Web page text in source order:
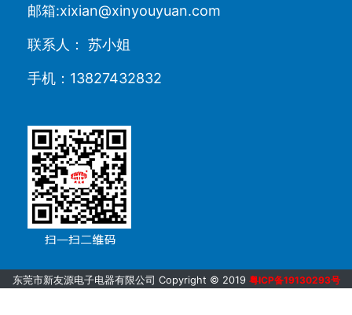
邮箱:xixian@xinyouyuan.com
联系人： 苏小姐
手机：13827432832
东莞市新友源电子电器有限公司 Copyright © 2019 粤ICP备19130293号